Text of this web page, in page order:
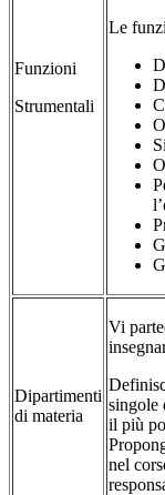
Funzioni
Strumentali
Le
Dipartimenti
di materia
Vi
singole
il più
nel